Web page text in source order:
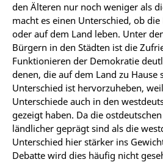
den Älteren nur noch weniger als
macht es einen Unterschied, ob
oder auf dem Land leben. Unter
Bürgern in den Städten ist die
Funktionieren der Demokratie
denen, die auf dem Land zu Hause
Unterschied ist hervorzuheben,
Unterschiede auch in den
gezeigt haben. Da die
ländlicher geprägt sind als die
Unterschied hier stärker ins
Debatte wird dies häufig nicht